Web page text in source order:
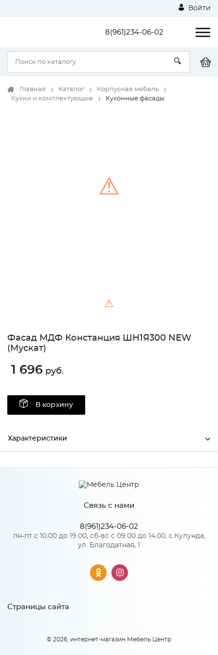
Войти
8(961)234-06-02
Главная Каталог
Корпусная мебель
Кухни и комплектующие
Кухонные фасады
⚠
⚠
Фасад МДФ Констанция ШН1Я300 NEW
(Мускат)
1 696 руб.
В корзину
Характеристики
Производитель МиФ
Мускат
Количество упаковок: 1
Связь с нами
8(961)234-06-02
пн-пт с 10.00 до 19.00, сб-вс с 09.00 до 14.00, с.Кулунда,
ул. Благодатная, 1
Страницы сайта
© 2026, интернет-магазин Мебель Центр